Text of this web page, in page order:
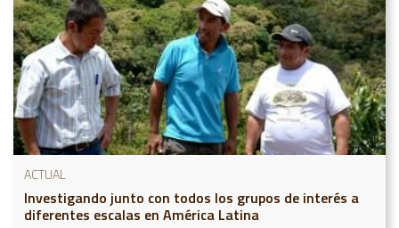
ACTUAL
Investigando junto con todos los grupos de interés a
diferentes escalas en América Latina